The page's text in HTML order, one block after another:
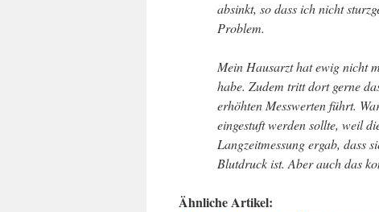
absinkt, so dass ich nicht
Problem.
Mein Hausarzt hat ewig nicht
habe. Zudem tritt dort gerne
erhöhten Messwerten führt.
eingestuft werden sollte, weil
Langzeitmessung ergab, dass
Blutdruck ist. Aber auch das
Ähnliche Artikel: